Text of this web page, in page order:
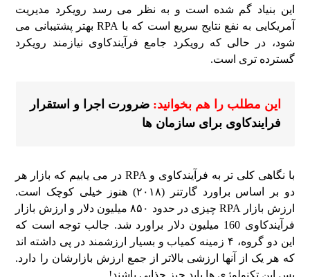
این بنیاد گم شده است و به نظر می رسد رویکرد مدیریت
آمریکایی به نفع نتایج سریع است که با RPA بهتر پشتیبانی می
شود، در حالی که رویکرد جامع فرآیندکاوی نیازمند رویکرد
گسترده تری است.
این مطلب را هم بخوانید:ضرورت اجرا و استقرار
فرایندکاوی برای سازمان ها
با نگاهی کلی تر به فرآیند‌کاوی و RPA در می یابیم که بازار هر
دو بر اساس براورد گارتنر (۲۰۱۸) هنوز خیلی کوچک است.
ارزش بازار RPA چیزی در حدود ۸۵۰ میلیون دلار و ارزش بازار
فرآیند‌کاوی 160 میلیون دلار براورد شد. جالب توجه است که
این دو گروه، ۴ زمینه کمیاب و بسیار ارزشمند در پی داشته اند
که هر یک از آنها ارزشی بالاتر از جمع ارزش بازارشان را دارد.